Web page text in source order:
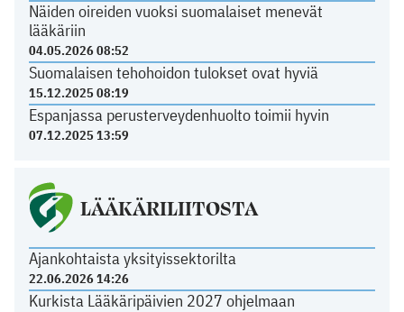
Näiden oireiden vuoksi suomalaiset menevät
lääkäriin
04.05.2026 08:52
Suomalaisen tehohoidon tulokset ovat hyviä
15.12.2025 08:19
Espanjassa perusterveydenhuolto toimii hyvin
07.12.2025 13:59
LÄÄKÄRILIITOSTA
Ajankohtaista yksityissektorilta
22.06.2026 14:26
Kurkista Lääkäripäivien 2027 ohjelmaan